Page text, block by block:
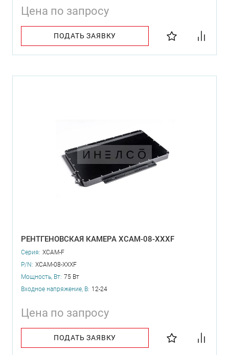
Цена по запросу
ПОДАТЬ ЗАЯВКУ
РЕНТГЕНОВСКАЯ КАМЕРА XCAM-08-XXXF
Серия: XCAM-F
P/N: XCAM-08-XXXF
Мощность, Вт: 75 Вт
Входное напряжение, В: 12-24
Цена по запросу
ПОДАТЬ ЗАЯВКУ